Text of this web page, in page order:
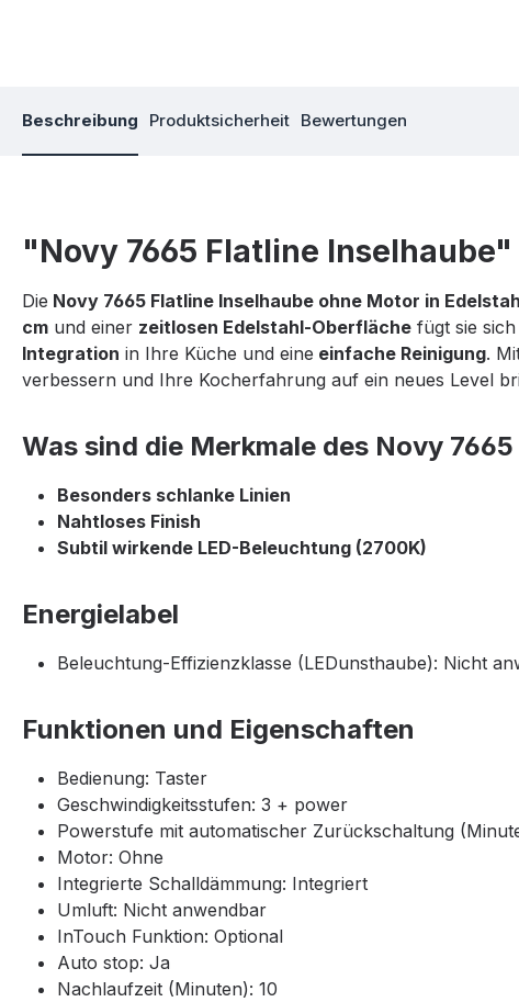
Beschreibung Produktsicherheit Bewertungen
"Novy 7665 Flatline Inselhaube"
Die Novy 7665 Flatline Inselhaube ohne Motor in
cm und einer zeitlosen Edelstahl-Oberfläche fügt sie
Integration in Ihre Küche und eine einfache Reinigung.
verbessern und Ihre Kocherfahrung auf ein neues Level
Was sind die Merkmale des Novy
Besonders schlanke Linien
Nahtloses Finish
Subtil wirkende LED-Beleuchtung (2700K)
Energielabel
Beleuchtung-Effizienzklasse (LEDunsthaube): Nicht
Funktionen und Eigenschaften
Bedienung: Taster
Geschwindigkeitsstufen: 3 + power
Powerstufe mit automatischer Zurückschaltung
Motor: Ohne
Integrierte Schalldämmung: Integriert
Umluft: Nicht anwendbar
InTouch Funktion: Optional
Auto stop: Ja
Nachlaufzeit (Minuten): 10